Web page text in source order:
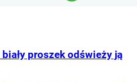
proszek odświeży ją